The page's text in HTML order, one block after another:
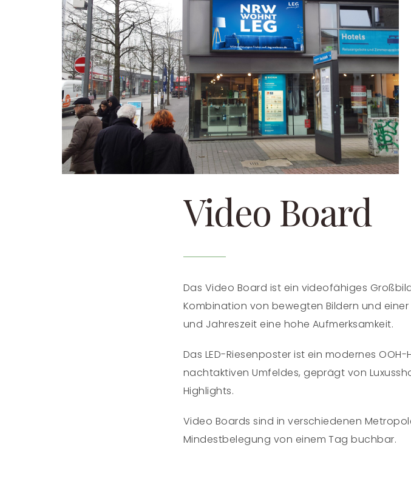
Video Board
Das Video Board ist ein videofähiges
Kombination von bewegten Bildern und
und Jahreszeit eine hohe Aufmerksamkeit.
Das LED-Riesenposter ist ein modernes
nachtaktiven Umfeldes, geprägt von
Highlights.
Video Boards sind in verschiedenen
Mindestbelegung von einem Tag buchbar.